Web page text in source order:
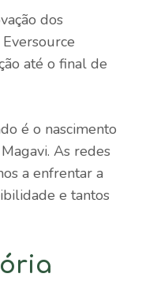
dos
até o final de
é o nascimento
As redes
a enfrentar a
e tantos